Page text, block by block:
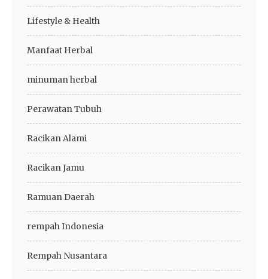
Lifestyle & Health
Manfaat Herbal
minuman herbal
Perawatan Tubuh
Racikan Alami
Racikan Jamu
Ramuan Daerah
rempah Indonesia
Rempah Nusantara